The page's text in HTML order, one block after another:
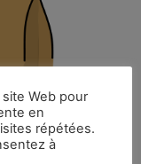
Web pour
en
répétées.
à